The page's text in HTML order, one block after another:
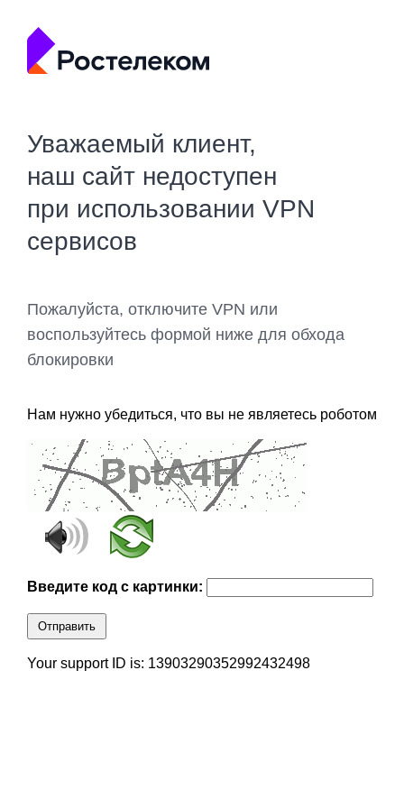
Уважаемый клиент,
наш сайт недоступен
при использовании VPN
сервисов
Пожалуйста, отключите VPN или
воспользуйтесь формой ниже для обхода
блокировки
Нам нужно убедиться, что вы не являетесь роботом
Введите код с картинки:
Отправить
Your support ID is: 13903290352992432498